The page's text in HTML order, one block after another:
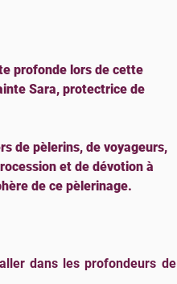
profonde lors de cette
Sara, protectrice de
de pèlerins, de voyageurs,
et de dévotion à
de ce pèlerinage.
dans les profondeurs de